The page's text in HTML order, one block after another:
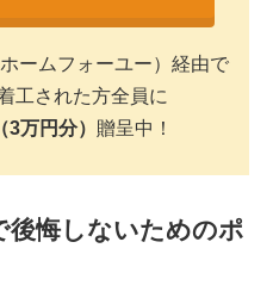
ームフォーユー）経由で
工された方全員に
万円分） 贈呈中！
後悔しないためのポ